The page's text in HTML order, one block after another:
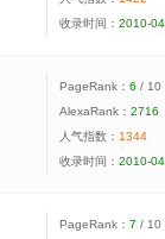
收录时间： 2010-
PageRank： 6 / 10
AlexaRank： 2716
人气指数： 1344
收录时间： 2010-
PageRank： 7 / 10